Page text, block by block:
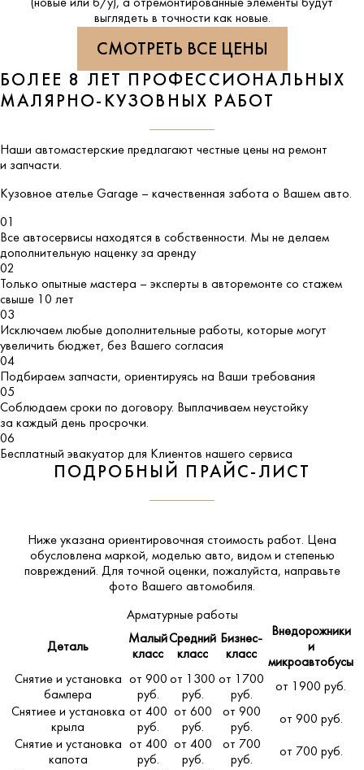
(новые или б/у), а отремонтированные элементы будут
выглядеть в точности как новые.
СМОТРЕТЬ ВСЕ ЦЕНЫ
БОЛЕЕ 8 ЛЕТ ПРОФЕССИОНАЛЬНЫХ
МАЛЯРНО-КУЗОВНЫХ РАБОТ
Наши автомастерские предлагают честные цены на ремонт
и запчасти.
Кузовное ателье Garage – качественная забота о Вашем авто.
01
Все автосервисы находятся в собственности. Мы не делаем
дополнительную наценку за аренду
02
Только опытные мастера – эксперты в авторемонте со стажем
свыше 10 лет
03
Исключаем любые дополнительные работы, которые могут
увеличить бюджет, без Вашего согласия
04
Подбираем запчасти, ориентируясь на Ваши требования
05
Соблюдаем сроки по договору. Выплачиваем неустойку
за каждый день просрочки.
06
Бесплатный эвакуатор для Клиентов нашего сервиса
ПОДРОБНЫЙ ПРАЙС-ЛИСТ
Ниже указана ориентировочная стоимость работ. Цена
обусловлена маркой, моделью авто, видом и степенью
повреждений. Для точной оценки, пожалуйста, направьте
фото Вашего автомобиля.
Арматурные работы
Деталь
Малый
класс
Средний
класс
Бизнес-
класс
Внедорожники
и
микроавтобусы
Снятие и установка
бампера
от 900
руб.
от 1300
руб.
от 1700
руб.
от 1900 руб.
Снятиее и установка
крыла
от 400
руб.
от 600
руб.
от 900
руб.
от 900 руб.
Снятие и установка
капота
от 400
руб.
от 400
руб.
от 700
руб.
от 700 руб.